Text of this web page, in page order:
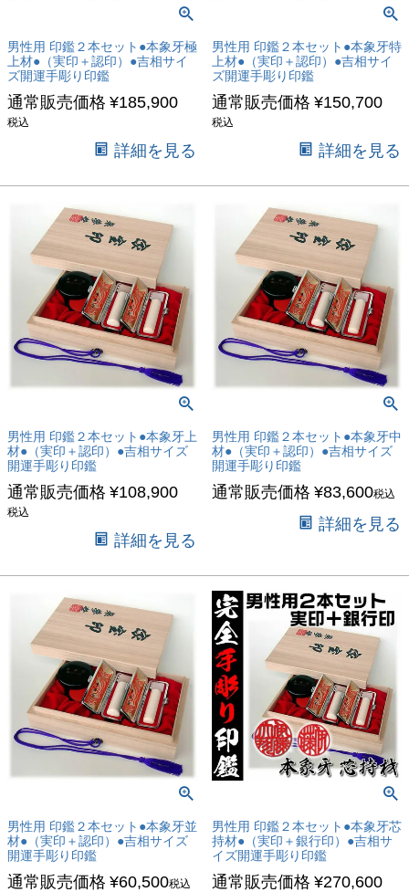
男性用 印鑑２本セット●本象牙極
上材●（実印＋認印）●吉相サイ
ズ開運手彫り印鑑
通常販売価格 ¥185,900
税込
詳細を見る
男性用 印鑑２本セット●本象牙特
上材●（実印＋認印）●吉相サイ
ズ開運手彫り印鑑
通常販売価格 ¥150,700
税込
詳細を見る
男性用 印鑑２本セット●本象牙上
材●（実印＋認印）●吉相サイズ
開運手彫り印鑑
通常販売価格 ¥108,900
税込
詳細を見る
男性用 印鑑２本セット●本象牙中
材●（実印＋認印）●吉相サイズ
開運手彫り印鑑
通常販売価格 ¥83,600税込
詳細を見る
男性用 印鑑２本セット●本象牙並
材●（実印＋認印）●吉相サイズ
開運手彫り印鑑
通常販売価格 ¥60,500税込
男性用 印鑑２本セット●本象牙芯
持材●（実印＋銀行印）●吉相サ
イズ開運手彫り印鑑
通常販売価格 ¥270,600